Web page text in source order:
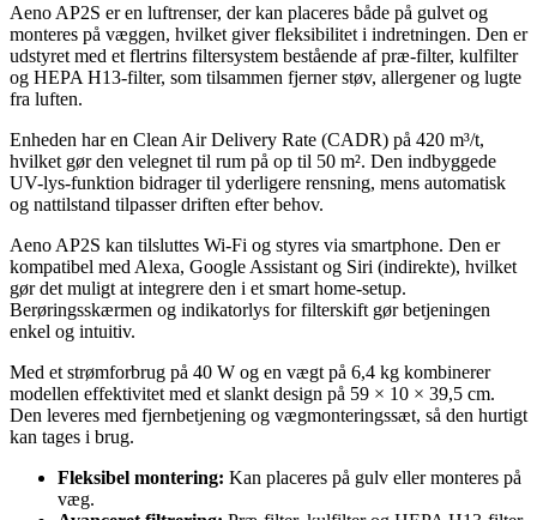
Aeno AP2S er en luftrenser, der kan placeres både på gulvet og
monteres på væggen, hvilket giver fleksibilitet i indretningen. Den er
udstyret med et flertrins filtersystem bestående af præ-filter, kulfilter
og HEPA H13-filter, som tilsammen fjerner støv, allergener og lugte
fra luften.
Enheden har en Clean Air Delivery Rate (CADR) på 420 m³/t,
hvilket gør den velegnet til rum på op til 50 m². Den indbyggede
UV-lys-funktion bidrager til yderligere rensning, mens automatisk
og nattilstand tilpasser driften efter behov.
Aeno AP2S kan tilsluttes Wi-Fi og styres via smartphone. Den er
kompatibel med Alexa, Google Assistant og Siri (indirekte), hvilket
gør det muligt at integrere den i et smart home-setup.
Berøringsskærmen og indikatorlys for filterskift gør betjeningen
enkel og intuitiv.
Med et strømforbrug på 40 W og en vægt på 6,4 kg kombinerer
modellen effektivitet med et slankt design på 59 × 10 × 39,5 cm.
Den leveres med fjernbetjening og vægmonteringssæt, så den hurtigt
kan tages i brug.
Fleksibel montering: Kan placeres på gulv eller monteres på
væg.